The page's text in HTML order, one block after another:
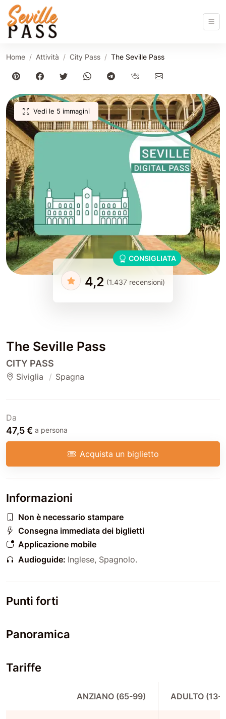
Home Attività City Pass The Seville Pass
Vedi le 5 immagini
CONSIGLIATA
4,2 (1.437 recensioni)
The Seville Pass
CITY PASS
Siviglia Spagna
Da
47,5 € a persona
Acquista un biglietto
Informazioni
Non è necessario stampare
Consegna immediata dei biglietti
Applicazione mobile
Audioguide: Inglese, Spagnolo.
Punti forti
Panoramica
Tariffe
ANZIANO (65-99) ADULTO (13-